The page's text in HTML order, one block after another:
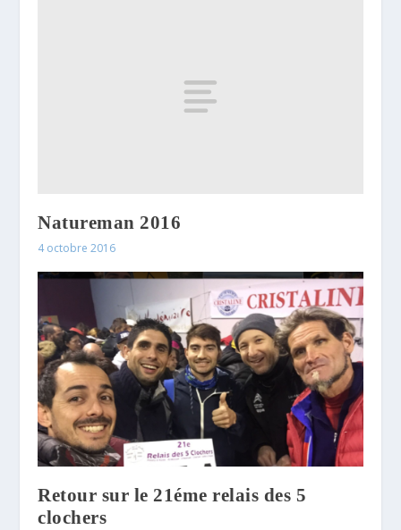
Natureman 2016
4 octobre 2016
Retour sur le 21éme relais des 5
clochers